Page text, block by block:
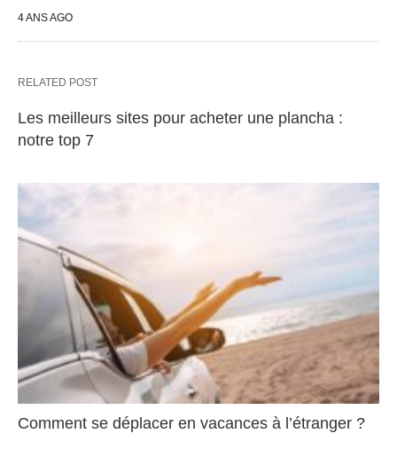
4 ANS AGO
RELATED POST
Les meilleurs sites pour acheter une plancha :
notre top 7
Comment se déplacer en vacances à l’étranger ?